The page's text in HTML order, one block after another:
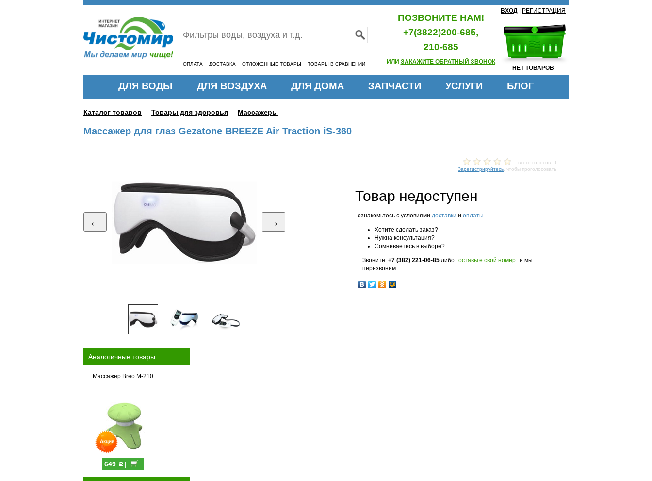
ОПЛАТА ДОСТАВКА ОТЛОЖЕННЫЕ ТОВАРЫ ТОВАРЫ В СРАВНЕНИИ
ПОЗВОНИТЕ НАМ!
+7(3822)200-685,
210-685
ИЛИ ЗАКАЖИТЕ ОБРАТНЫЙ ЗВОНОК
ВХОД РЕГИСТРАЦИЯ
НЕТ ТОВАРОВ
ДЛЯ ВОДЫ ДЛЯ ВОЗДУХА ДЛЯ ДОМА ЗАПЧАСТИ УСЛУГИ БЛОГ
Каталог товаров Товары для здоровья Массажеры
Массажер для глаз Gezatone BREEZE Air Traction iS-360
← →
- всего голосов: 0
Зарегистрируйтесь , чтобы проголосовать
Товар недоступен
ознакомьтесь с условиями доставки и оплаты
Хотите сделать заказ?
Нужна консультация?
Сомневаетесь в выборе?
Звоните: +7 (382) 221-06-85 либо оставьте свой номер и мы
перезвоним.
Аналогичные товары
Массажер Breo M-210
649 p|